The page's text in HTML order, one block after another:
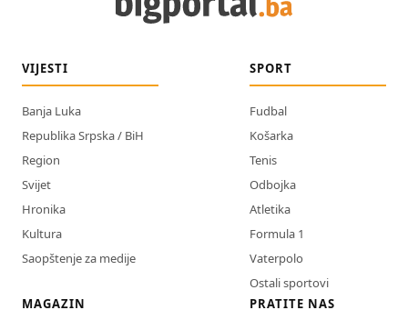
VIJESTI
Banja Luka
Republika Srpska / BiH
Region
Svijet
Hronika
Kultura
Saopštenje za medije
SPORT
Fudbal
Košarka
Tenis
Odbojka
Atletika
Formula 1
Vaterpolo
Ostali sportovi
MAGAZIN
PRATITE NAS